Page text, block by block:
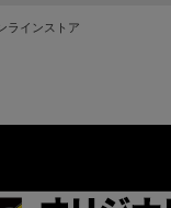
ラインストア